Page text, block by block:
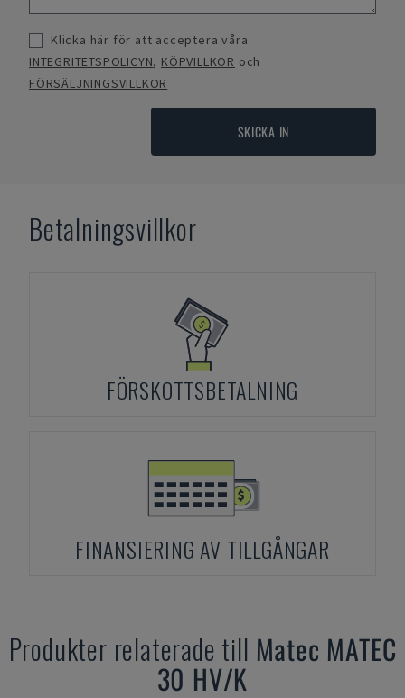
Klicka här för att acceptera våra
INTEGRITETSPOLICYN, KÖPVILLKOR och
FÖRSÄLJNINGSVILLKOR
SKICKA IN
Betalningsvillkor
FÖRSKOTTSBETALNING
FINANSIERING AV TILLGÅNGAR
Produkter relaterade till Matec MATEC
30 HV/K